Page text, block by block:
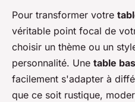
Pour transformer votre
véritable point focal de
choisir un thème ou un
personnalité. Une table
facilement s'adapter à
que ce soit rustique,